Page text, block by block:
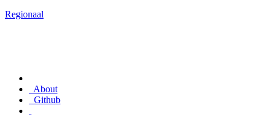
Regionaal
About
Github